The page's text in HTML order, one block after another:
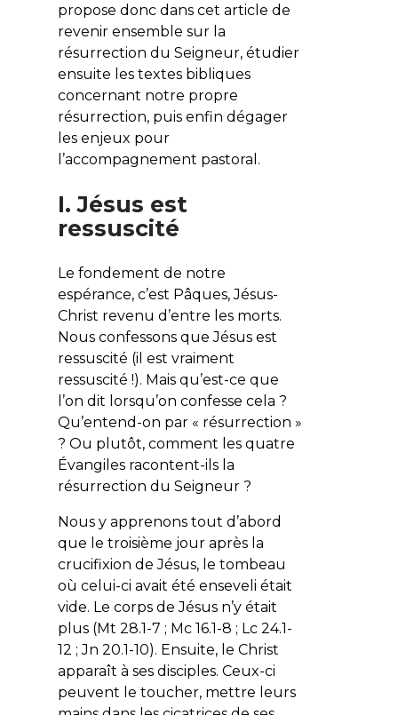
propose donc dans cet article de
revenir ensemble sur la
résurrection du Seigneur, étudier
ensuite les textes bibliques
concernant notre propre
résurrection, puis enfin dégager
les enjeux pour
l’accompagnement pastoral.
I. Jésus est
ressuscité
Le fondement de notre
espérance, c’est Pâques, Jésus-
Christ revenu d’entre les morts.
Nous confessons que Jésus est
ressuscité (il est vraiment
ressuscité !). Mais qu’est-ce que
l’on dit lorsqu’on confesse cela ?
Qu’entend-on par « résurrection »
? Ou plutôt, comment les quatre
Évangiles racontent-ils la
résurrection du Seigneur ?
Nous y apprenons tout d’abord
que le troisième jour après la
crucifixion de Jésus, le tombeau
où celui-ci avait été enseveli était
vide. Le corps de Jésus n’y était
plus (Mt 28.1-7 ; Mc 16.1-8 ; Lc 24.1-
12 ; Jn 20.1-10). Ensuite, le Christ
apparaît à ses disciples. Ceux-ci
peuvent le toucher, mettre leurs